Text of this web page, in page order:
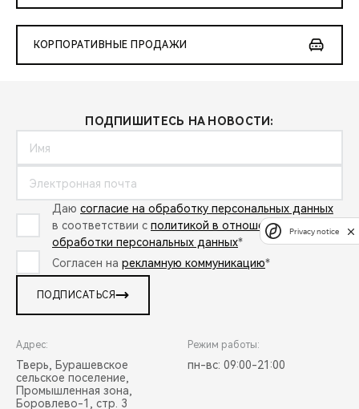
КОРПОРАТИВНЫЕ ПРОДАЖИ
ПОДПИШИТЕСЬ НА НОВОСТИ:
Даю согласие на обработку персональных данных
в соответствии с политикой в отношении
обработки персональных данных*
Согласен на рекламную коммуникацию*
ПОДПИСАТЬСЯ
Адрес:
Тверь, Бурашевское
сельское поселение,
Промышленная зона,
Боровлево-1, стр. 3
Режим работы:
пн-вс: 09:00-21:00
Privacy notice